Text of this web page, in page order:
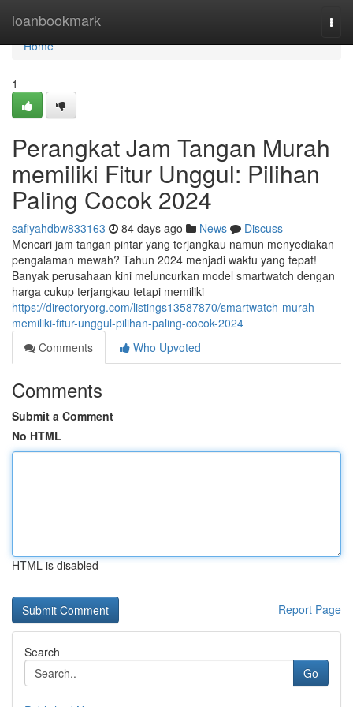
loanbookmark
Home
Home
1
Perangkat Jam Tangan Murah
memiliki Fitur Unggul: Pilihan
Paling Cocok 2024
safiyahdbw833163 84 days ago News
Discuss
Mencari jam tangan pintar yang terjangkau namun menyediakan
pengalaman mewah? Tahun 2024 menjadi waktu yang tepat!
Banyak perusahaan kini meluncurkan model smartwatch dengan
harga cukup terjangkau tetapi memiliki
https://directoryorg.com/listings13587870/smartwatch-murah-
memiliki-fitur-unggul-pilihan-paling-cocok-2024
Comments
Who Upvoted
Comments
Submit a Comment
No HTML
HTML is disabled
Report Page
Search
Go